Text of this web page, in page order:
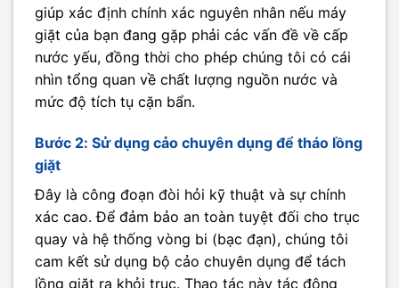
giúp xác định chính xác nguyên nhân nếu máy
giặt của bạn đang gặp phải các vấn đề về cấp
nước yếu, đồng thời cho phép chúng tôi có cái
nhìn tổng quan về chất lượng nguồn nước và
mức độ tích tụ cặn bẩn.
Bước 2: Sử dụng cảo chuyên dụng để tháo lồng
giặt
Đây là công đoạn đòi hỏi kỹ thuật và sự chính
xác cao. Để đảm bảo an toàn tuyệt đối cho trục
quay và hệ thống vòng bi (bạc đạn), chúng tôi
cam kết sử dụng bộ cảo chuyên dụng để tách
lồng giặt ra khỏi trục. Thao tác này tác động